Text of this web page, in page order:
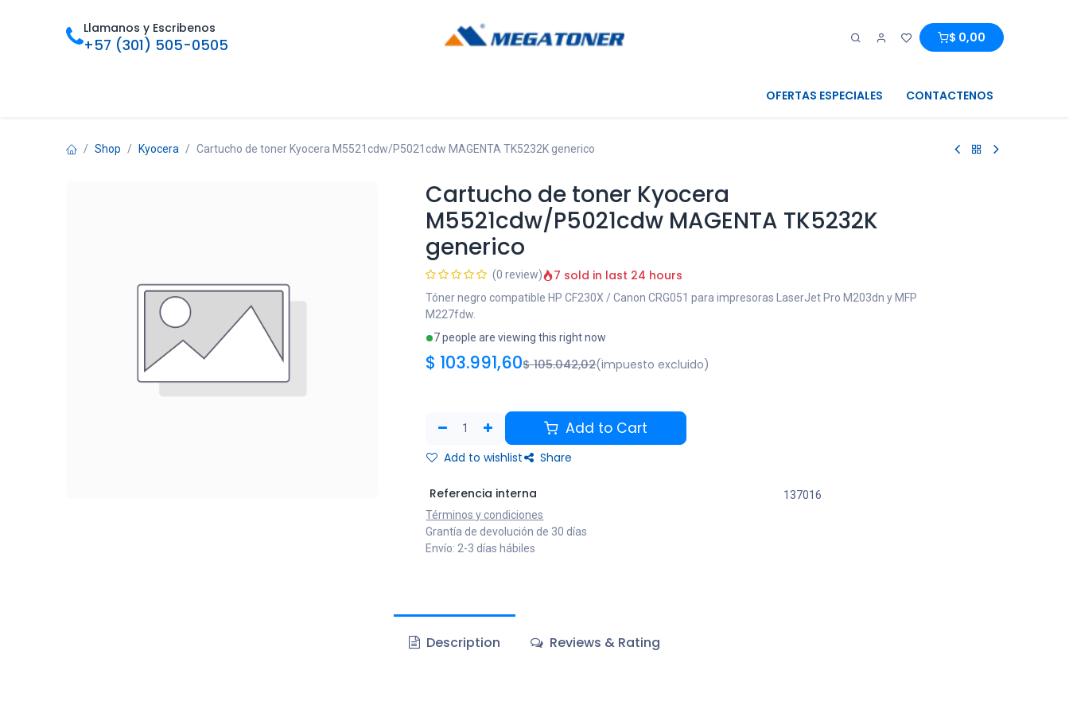
Llamanos y Escribenos
+57 (301) 505-0505 $ 0,00
OFERTAS ESPECIALES CONTACTENOS
Shop Kyocera Cartucho de toner Kyocera M5521cdw/P5021cdw MAGENTA TK5232K generico
Cartucho de toner Kyocera
M5521cdw/P5021cdw MAGENTA TK5232K
generico
(0 review) 7 sold in last 24 hours
Tóner negro compatible HP CF230X / Canon CRG051 para impresoras LaserJet Pro M203dn y MFP
M227fdw.
7 people are viewing this right now
$ 103.991,60$105.042,02(impuesto excluido)
Add to Cart
Add to wishlist Share
Referencia interna
137016
Términos y condiciones
Grantía de devolución de 30 días
Envío: 2-3 días hábiles
Description Reviews & Rating